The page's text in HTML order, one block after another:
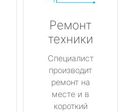
Ремонт
техники
Специалист
производит
ремонт на
месте и в
короткий